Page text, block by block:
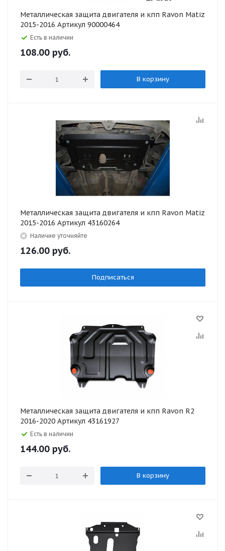
Металлическая защита двигателя и кпп Ravon Matiz
2015-2016 Артикул 90000464
Есть в наличии
108.00 руб.
В корзину
Металлическая защита двигателя и кпп Ravon Matiz
2015-2016 Артикул 43160264
Наличие уточняйте
126.00 руб.
Подписаться
Металлическая защита двигателя и кпп Ravon R2
2016-2020 Артикул 43161927
Есть в наличии
144.00 руб.
В корзину